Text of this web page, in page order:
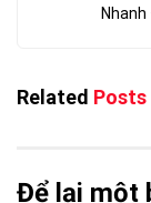
Nhanh
Related Posts
Để lại một